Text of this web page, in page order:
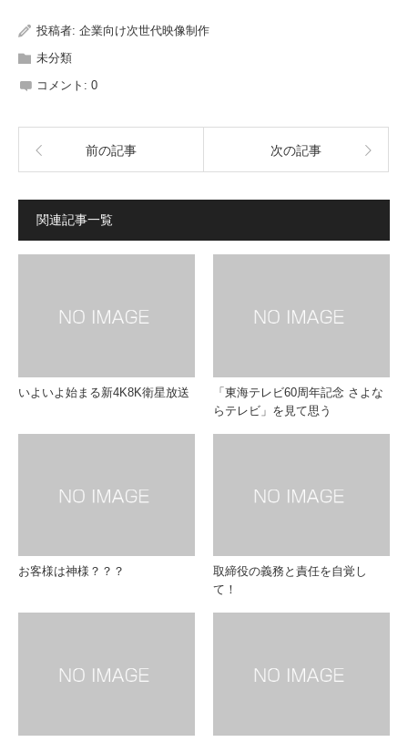
投稿者: 企業向け次世代映像制作
未分類
コメント: 0
前の記事 次の記事
関連記事一覧
いよいよ始まる新4K8K衛星放送
「東海テレビ60周年記念 さよな
らテレビ」を見て思う
お客様は神様？？？
取締役の義務と責任を自覚し
て！